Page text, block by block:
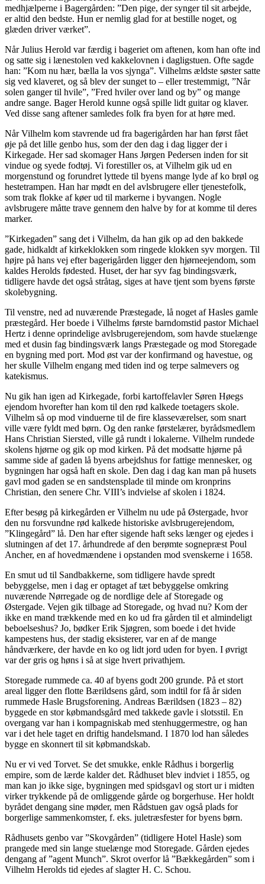
medhjælperne i Bagergården: ”Den pige, der synger til sit arbejde,
er altid den bedste. Hun er nemlig glad for at bestille noget, og
glæden driver værket”.
Når Julius Herold var færdig i bageriet om aftenen, kom han ofte ind
og satte sig i lænestolen ved kakkelovnen i dagligstuen. Ofte sagde
han: ”Kom nu hær, bælla la vos sjynga”. Vilhelms ældste søster satte
sig ved klaveret, og så blev der sunget to – eller trestemmigt, ”Når
solen ganger til hvile”, ”Fred hviler over land og by” og mange
andre sange. Bager Herold kunne også spille lidt guitar og klaver.
Ved disse sang aftener samledes folk fra byen for at høre med.
Når Vilhelm kom stavrende ud fra bagerigården har han først fået
øje på det lille genbo hus, som der den dag i dag ligger der i
Kirkegade. Her sad skomager Hans Jørgen Pedersen inden for sit
vindue og syede fodtøj. Vi forestiller os, at Vilhelm gik ud en
morgenstund og forundret lyttede til byens mange lyde af ko brøl og
hestetrampen. Han har mødt en del avlsbrugere eller tjenestefolk,
som trak flokke af køer ud til markerne i byvangen. Nogle
avlsbrugere måtte trave gennem den halve by for at komme til deres
marker.
”Kirkegaden” sang det i Vilhelm, da han gik op ad den bakkede
gade, hidkaldt af kirkeklokken som ringede klokken syv morgen. Til
højre på hans vej efter bagerigården ligger den hjørneejendom, som
kaldes Herolds fødested. Huset, der har syv fag bindingsværk,
tidligere havde det også stråtag, siges at have tjent som byens første
skolebygning.
Til venstre, ned ad nuværende Præstegade, lå noget af Hasles gamle
præstegård. Her boede i Vilhelms første barndomstid pastor Michael
Hertz i denne oprindelige avlsbrugerejendom, som havde stuelænge
med et dusin fag bindingsværk langs Præstegade og mod Storegade
en bygning med port. Mod øst var der konfirmand og havestue, og
her skulle Vilhelm engang med tiden ind og terpe salmevers og
katekismus.
Nu gik han igen ad Kirkegade, forbi kartoffelavler Søren Høegs
ejendom hvorefter han kom til den rød kalkede toetagers skole.
Vilhelm så op mod vinduerne til de fire klasseværelser, som snart
ville være fyldt med børn. Og den ranke førstelærer, byrådsmedlem
Hans Christian Siersted, ville gå rundt i lokalerne. Vilhelm rundede
skolens hjørne og gik op mod kirken. På det modsatte hjørne på
samme side af gaden lå byens arbejdshus for fattige mennesker, og
bygningen har også haft en skole. Den dag i dag kan man på husets
gavl mod gaden se en sandstensplade til minde om kronprins
Christian, den senere Chr. VIII’s indvielse af skolen i 1824.
Efter besøg på kirkegården er Vilhelm nu ude på Østergade, hvor
den nu forsvundne rød kalkede historiske avlsbrugerejendom,
”Klingegård” lå. Den har efter sigende haft seks længer og ejedes i
slutningen af det 17. århundrede af den berømte sognepræst Poul
Ancher, en af hovedmændene i opstanden mod svenskerne i 1658.
En smut ud til Sandbakkerne, som tidligere havde spredt
bebyggelse, men i dag er optaget af tæt bebyggelse omkring
nuværende Nørregade og de nordlige dele af Storegade og
Østergade. Vejen gik tilbage ad Storegade, og hvad nu? Kom der
ikke en mand trækkende med en ko ud fra gården til et almindeligt
beboelseshus? Jo, bødker Erik Sjøgren, som boede i det hvide
kampestens hus, der stadig eksisterer, var en af de mange
håndværkere, der havde en ko og lidt jord uden for byen. I øvrigt
var der gris og høns i så at sige hvert privathjem.
Storegade rummede ca. 40 af byens godt 200 grunde. På et stort
areal ligger den flotte Bærildsens gård, som indtil for få år siden
rummede Hasle Brugsforening. Andreas Bærildsen (1823 – 82)
byggede en stor købmandsgård med takkede gavle i slotsstil. En
overgang var han i kompagniskab med stenhuggermestre, og han
var i det hele taget en driftig handelsmand. I 1870 lod han således
bygge en skonnert til sit købmandskab.
Nu er vi ved Torvet. Se det smukke, enkle Rådhus i borgerlig
empire, som de lærde kalder det. Rådhuset blev indviet i 1855, og
man kan jo ikke sige, bygningen med spidsgavl og stort ur i midten
virker trykkende på de omliggende gårde og borgerhuse. Her holdt
byrådet dengang sine møder, men Rådstuen gav også plads for
borgerlige sammenkomster, f. eks. juletræsfester for byens børn.
Rådhusets genbo var ”Skovgården” (tidligere Hotel Hasle) som
prangede med sin lange stuelænge mod Storegade. Gården ejedes
dengang af ”agent Munch”. Skrot overfor lå ”Bækkegården” som i
Vilhelm Herolds tid ejedes af slagter H. C. Schou.